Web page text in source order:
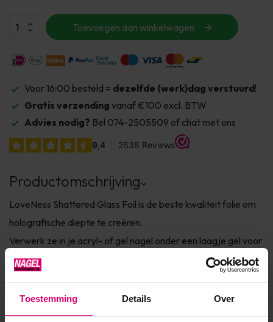
Toestemming Details Over
Toevoegen aan winkelwagen
Voor 16:00 besteld = dezelfde (werk)dag verstuurd!
Gratis verzending vanaf €100 excl. BTW
Advies nodig? Bel 074-2505509 of chat met ons
Productomschrijving
LoveNess Shattered Glass Foil is de beste kwaliteit folie om
holografische diepte te creëren.
Verwerk ze in je acryl- of gel nagel onder een laagje gel voor
een gladde uitvoering.
Product specificaties